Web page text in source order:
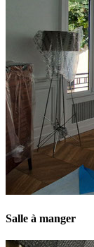
Salle à manger